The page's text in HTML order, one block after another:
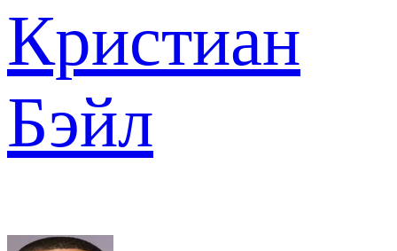
Кристиан
Бэйл